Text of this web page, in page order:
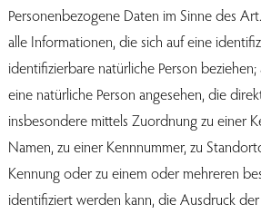
Personenbezogene Daten im Sinne des
alle Informationen, die sich auf eine
identifizierbare natürliche Person
eine natürliche Person angesehen, die
insbesondere mittels Zuordnung zu einer
Namen, zu einer Kennnummer, zu
Kennung oder zu einem oder mehreren
identifiziert werden kann, die Ausdruck